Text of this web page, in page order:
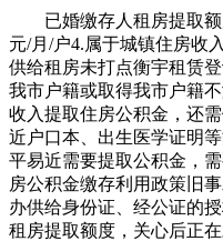
已婚缴存人租房提取额
元/月/户4.属于城镇住房收
供给租房未打点衡宇租赁
我市户籍或取得我市户籍
收入提取住房公积金，还
近户口本、出生医学证明
平易近需要提取公积金，
房公积金缴存利用政策旧
办供给身份证、经公证的
租房提取额度，关心后正